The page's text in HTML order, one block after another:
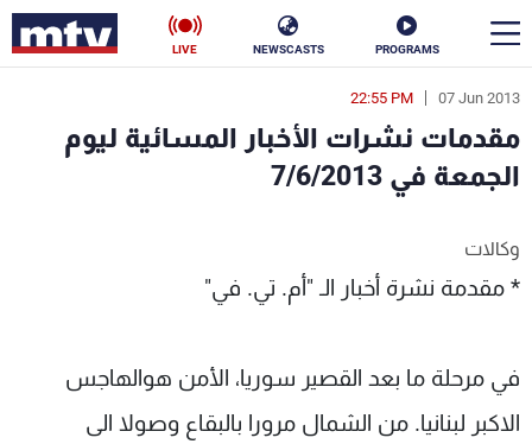
PROGRAMS
NEWSCASTS
LIVE
07 Jun 2013
22:55 PM
مقدمات نشرات الأخبار المسائية ليوم
الجمعة في 7/6/2013
وكالات
* مقدمة نشرة أخبار الـ "أم. تي. في"
في مرحلة ما بعد القصير سوريا، الأمن هوالهاجس
الاكبر لبنانيا. من الشمال مرورا بالبقاع وصولا الى
en
الأخبار
كأس العالم